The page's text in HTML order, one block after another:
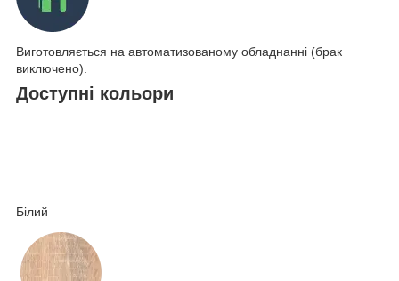
Виготовляється на автоматизованому обладнанні (брак
виключено).
Доступні кольори
Білий